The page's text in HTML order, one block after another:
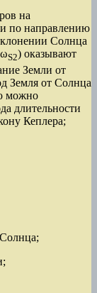
на
по направлению
Солнца
S2) оказывают
Земли от
Земля от Солнца
можно
длительности
Кеплера;